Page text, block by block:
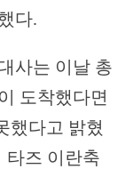
다.
사는 이날 총
도착했다면
했다고 밝혔
타즈 이란축